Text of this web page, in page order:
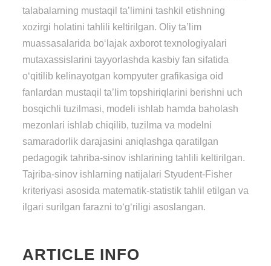
talabalarning mustaqil ta’limini tashkil etishning
xozirgi holatini tahlili keltirilgan. Oliy ta’lim
muassasalarida bo‘lajak axborot texnologiyalari
mutaxassislarini tayyorlashda kasbiy fan sifatida
o‘qitilib kelinayotgan kompyuter grafikasiga oid
fanlardan mustaqil ta’lim topshiriqlarini berishni uch
bosqichli tuzilmasi, modeli ishlab hamda baholash
mezonlari ishlab chiqilib, tuzilma va modelni
samaradorlik darajasini aniqlashga qaratilgan
pedagogik tahriba-sinov ishlarining tahlili keltirilgan.
Tajriba-sinov ishlarning natijalari Styudent-Fisher
kriteriyasi asosida matematik-statistik tahlil etilgan va
ilgari surilgan farazni to‘g‘riligi asoslangan.
ARTICLE INFO